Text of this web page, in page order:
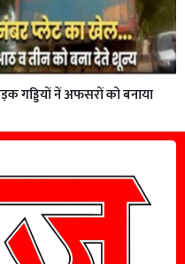
गड्डियों नें अफसरों को बनाया